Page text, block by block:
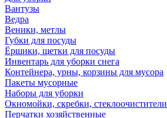
Вантузы
Ведра
Веники, метлы
Губки для посуды
Ёршики, щетки для посуды
Инвентарь для уборки снега
Контейнера, урны, корзины для мусора
Пакеты мусорные
Наборы для уборки
Окномойки, скребки, стеклоочистители
Перчатки хозяйственные